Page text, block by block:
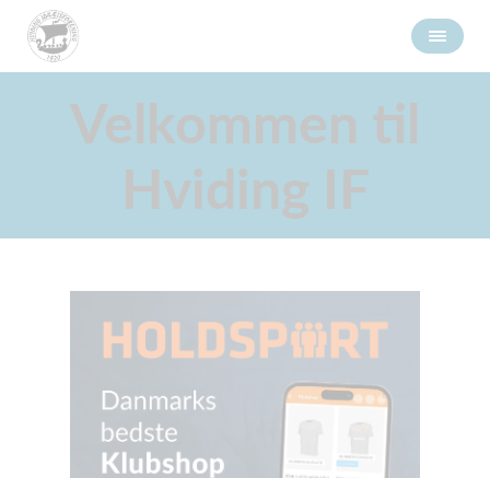
Velkommen til
Hviding IF